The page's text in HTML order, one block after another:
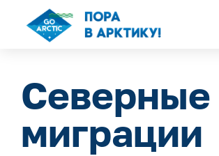
Северные
миграции